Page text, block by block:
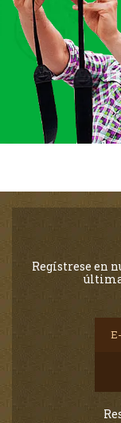
Regístrese en